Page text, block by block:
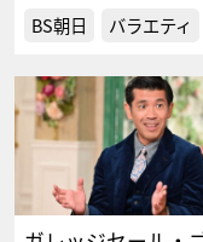
BS朝日 バラエティ